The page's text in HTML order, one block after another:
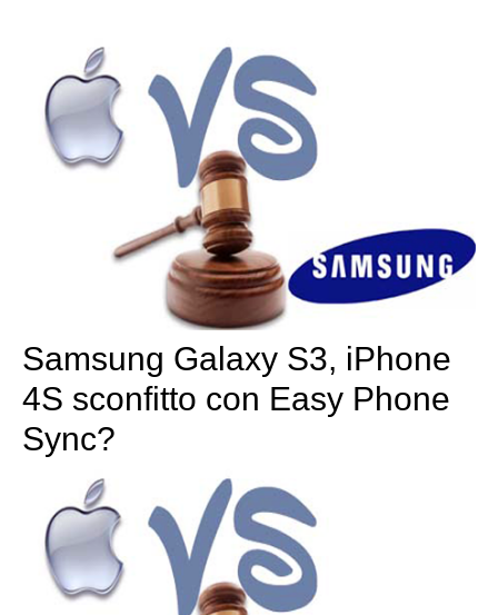
Samsung Galaxy S3, iPhone
4S sconfitto con Easy Phone
Sync?